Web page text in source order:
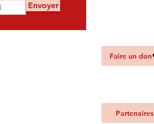
Envoyer
Faire un don
Partenaires